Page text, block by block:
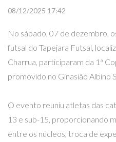
08/12/2025 17:42
No sábado, 07 de dezembro,
futsal do Tapejara Futsal,
Charrua, participaram da 1ª
promovido no Ginasião Albino
O evento reuniu atletas das
13 e sub-15, proporcionando
entre os núcleos, troca de